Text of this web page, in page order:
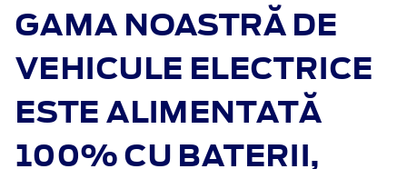
GAMA NOASTRĂ DE
VEHICULE ELECTRICE
ESTE ALIMENTATĂ
100% CU BATERII,